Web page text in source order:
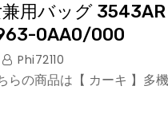
兼用バッグ 3543AR
0AA0/000
Phi72110
らの商品は【 カーキ 】多